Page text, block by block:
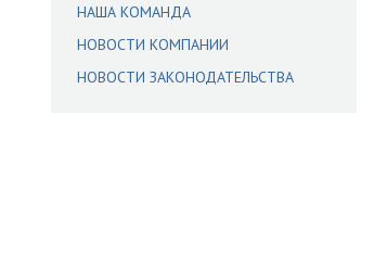
НАША КОМАНДА
НОВОСТИ КОМПАНИИ
НОВОСТИ ЗАКОНОДАТЕЛЬСТВА